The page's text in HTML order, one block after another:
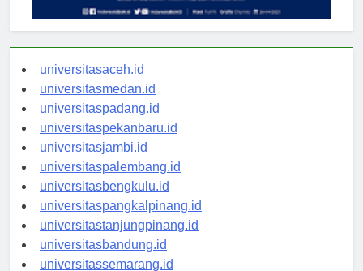
universitasaceh.id
universitasmedan.id
universitaspadang.id
universitaspekanbaru.id
universitasjambi.id
universitaspalembang.id
universitasbengkulu.id
universitaspangkalpinang.id
universitastanjungpinang.id
universitasbandung.id